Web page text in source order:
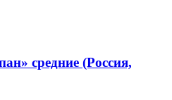
средние (Россия,